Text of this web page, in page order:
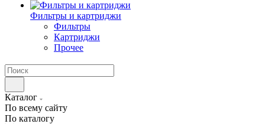
Фильтры и картриджи
Фильтры
Картриджи
Прочее
Каталог
По всему сайту
По каталогу